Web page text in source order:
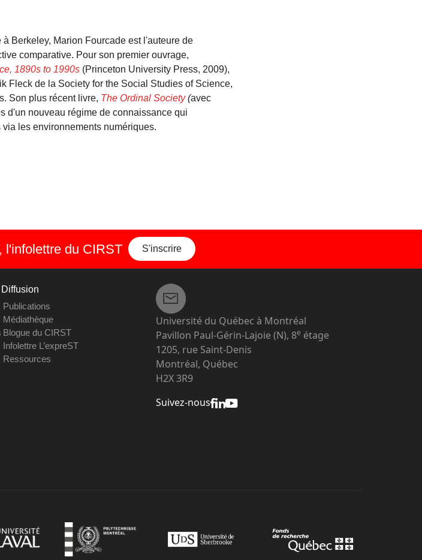
Berkeley, Marion Fourcade est l'auteure de
comparative. Pour son premier ouvrage,
1890s to 1990s (Princeton University Press, 2009),
Fleck de la Society for the Social Studies of Science,
Son plus récent livre, The Ordinal Society(avec
d'un nouveau régime de connaissance qui
les environnements numériques.
l'infolettre du CIRST S'inscrire
Diffusion
Publications
Médiathèque
Blogue du CIRST
Infolettre L’expreST
Ressources
Université du Québec à Montréal
Pavillon Paul-Gérin-Lajoie (N), 8e étage
1205, rue Saint-Denis
Montréal, Québec
H2X 3R9
Suivez-nous